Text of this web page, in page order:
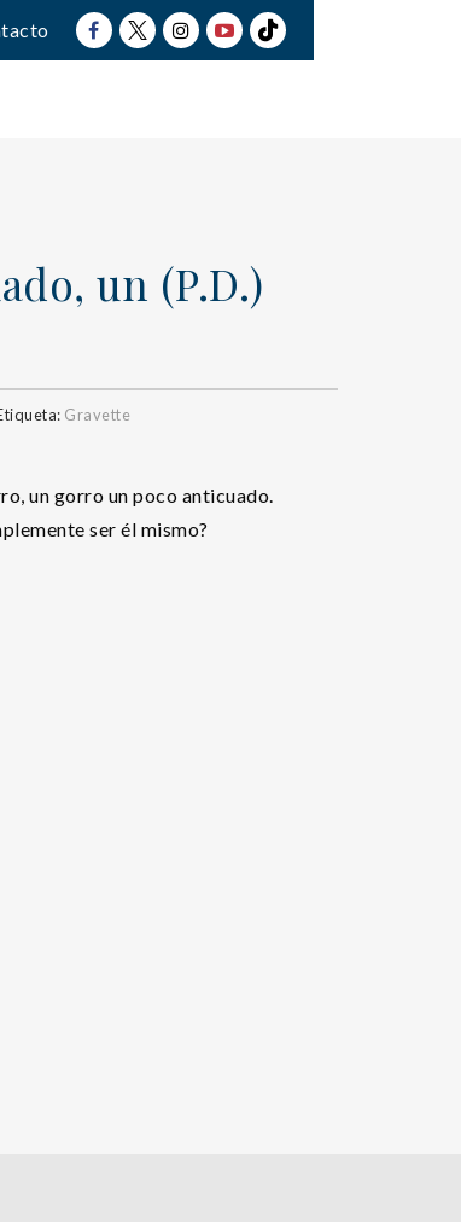
un (P.D.)
Gravette
un gorro un poco anticuado.
ser él mismo?